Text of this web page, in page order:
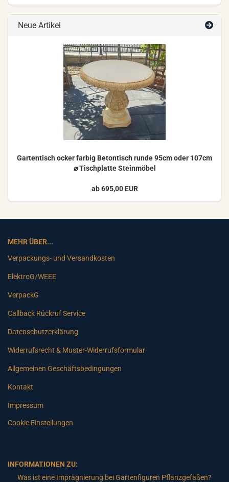
Neue Artikel
Gar­ten­tisch ocker far­big Be­ton­tisch runde 95cm oder 107cm
⌀ Tisch­plat­te Stein­mö­bel
ab 695,00 EUR
MEHR ÜBER...
Verpackungs- und Versandkosten
ElektroG/WEEE
VerpackG
Callback Rückruf Service
Datenschutzerklärung
Widerrufsrecht & Muster-Widerrufsformular
Allgemeinen Geschäftsbedingungen
Kontakt
Impressum
Cookie Einstellungen
INFORMATIONEN ZU:
Was ist eine Imprägnierung bei Gartenfiguren Pflanzgefäßen?